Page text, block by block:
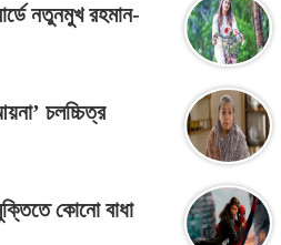
নতুনমুখ রহমান-
চলচ্চিত্র
কোনো বাধা